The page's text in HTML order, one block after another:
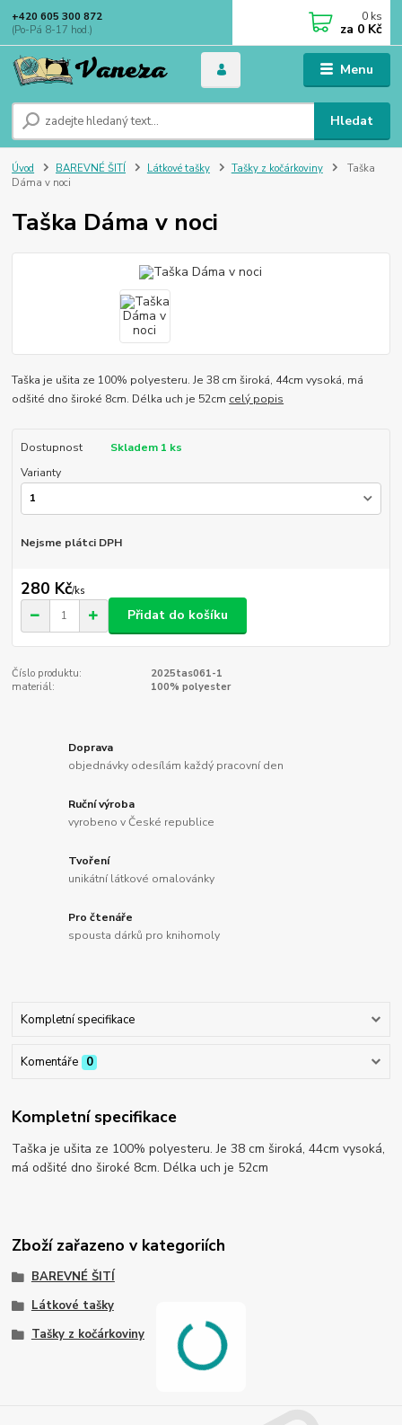
Menu
Hledat
+420 605 300 872
(Po-Pá 8-17 hod.)
0 ks
za 0 Kč
Úvod BAREVNÉ ŠITÍ Látkové tašky Tašky z kočárkoviny
Taška
Dáma v noci
Taška Dáma v noci
Taška je ušita ze 100% polyesteru. Je 38 cm široká, 44cm vysoká, má
odšité dno široké 8cm. Délka uch je 52cm celý popis
Dostupnost
Skladem 1 ks
Varianty
Nejsme plátci DPH
280 Kč/ks
Přidat do košíku
Číslo produktu:
2025tas061-1
materiál:
100% polyester
Doprava
objednávky odesílám každý pracovní den
Ruční výroba
vyrobeno v České republice
Tvoření
unikátní látkové omalovánky
Pro čtenáře
spousta dárků pro knihomoly
Kompletní specifikace
Komentáře 0
Kompletní specifikace
Taška je ušita ze 100% polyesteru. Je 38 cm široká, 44cm vysoká,
má odšité dno široké 8cm. Délka uch je 52cm
Zboží zařazeno v kategoriích
BAREVNÉ ŠITÍ
Látkové tašky
Tašky z kočárkoviny